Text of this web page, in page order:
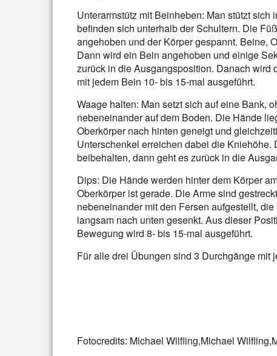
Unterarmstütz mit Beinheben: Man stützt
befinden sich unterhalb der Schultern. Die
angehoben und der Körper gespannt. Beine,
Dann wird ein Bein angehoben und einige
zurück in die Ausgangsposition. Danach
mit jedem Bein 10- bis 15-mal ausgeführt.
Waage halten: Man setzt sich auf eine Bank,
nebeneinander auf dem Boden. Die Hände
Oberkörper nach hinten geneigt und
Unterschenkel erreichen dabei die
beibehalten, dann geht es zurück in die
Dips: Die Hände werden hinter dem Körper
Oberkörper ist gerade. Die Arme sind
nebeneinander mit den Fersen aufgestellt,
langsam nach unten gesenkt. Aus dieser
Bewegung wird 8- bis 15-mal ausgeführt.
Für alle drei Übungen sind 3 Durchgänge mit
Fotocredits: Michael Wilfling,Michael